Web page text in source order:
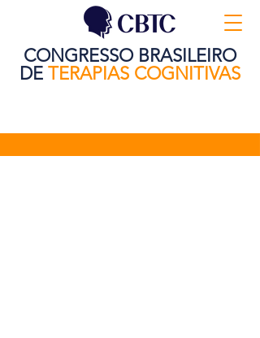
CONGRESSO BRASILEIRO
DE TERAPIAS COGNITIVAS